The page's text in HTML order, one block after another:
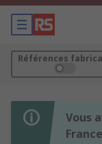
Références
Vous
France